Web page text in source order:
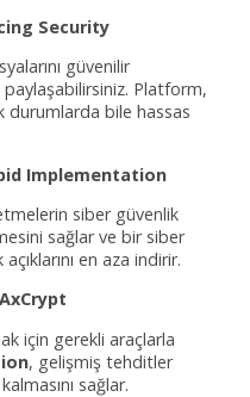
Security
güvenilir
paylaşabilirsiniz. Platform,
durumlarda bile hassas
Implementation
siber güvenlik
sağlar ve bir siber
en aza indirir.
için gerekli araçlarla
, gelişmiş tehditler
sağlar.